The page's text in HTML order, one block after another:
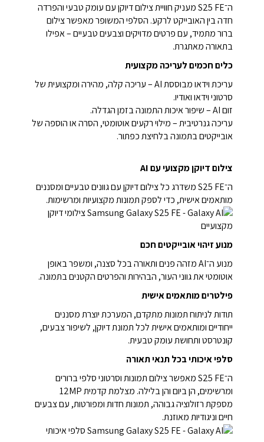
ה־S25 FE מעניק חוויית צילום דיוקן עם עומק טבעי והפרדה
חדה בין האובייקט לרקע. הסלפי המשופר מאפשר צילום
ברור מתמיד, עם פרטים מדויקים וצבעים טבעיים – אפילו
בתאורה מאתגרת.
כלים חכמים לעריכה מקצועית
עריכת וידאו מבוססת AI – עריכה קלה, מהירה ומקצועית של
סרטוני וידאו ואודיו.
זום AI – שיפור איכות התמונה בזמן הגדלה.
עריכה גנרטיבית – מילוי רקעים אוטומטי, הסרה או הוספה של
אובייקטים בתמונה בלחיצת כפתור.
צילום דיוקן מקצועי עם AI
ה־S25 FE משדרג כל צילום דיוקן עם גוונים טבעיים ומסננים
מותאמים אישית, כדי לספק תמונות מקצועיות ומרשימות.
מנוע זיהוי אובייקטים חכם
מנוע ה־AI מזהה פנים ותאורה בכל סצנה, ומשפר באופן
אוטומטי את גווני העור, הבהירות והפרטים הקטנים בתמונה.
פילטרים מותאמים אישית
תודות לניתוח תמונות מתקדם, המערכת יוצרת מסננים
ייחודיים ומותאמים אישית לכל תמונת דיוקן, לשיפור צבעים,
קונטרסט ותחושת עומק טבעית.
סלפי איכותי בכל תנאי תאורה
ה־S25 FE מאפשר צילום תמונות וסרטוני סלפי ברורים
ומרשימים, הן ביום והן בלילה. מצלמת קדמית 12MP
מספקת רזולוציה גבוהה, תמונות חדות ומפורטות, עם צבעים
חיים וניגודיות מאוזנת.